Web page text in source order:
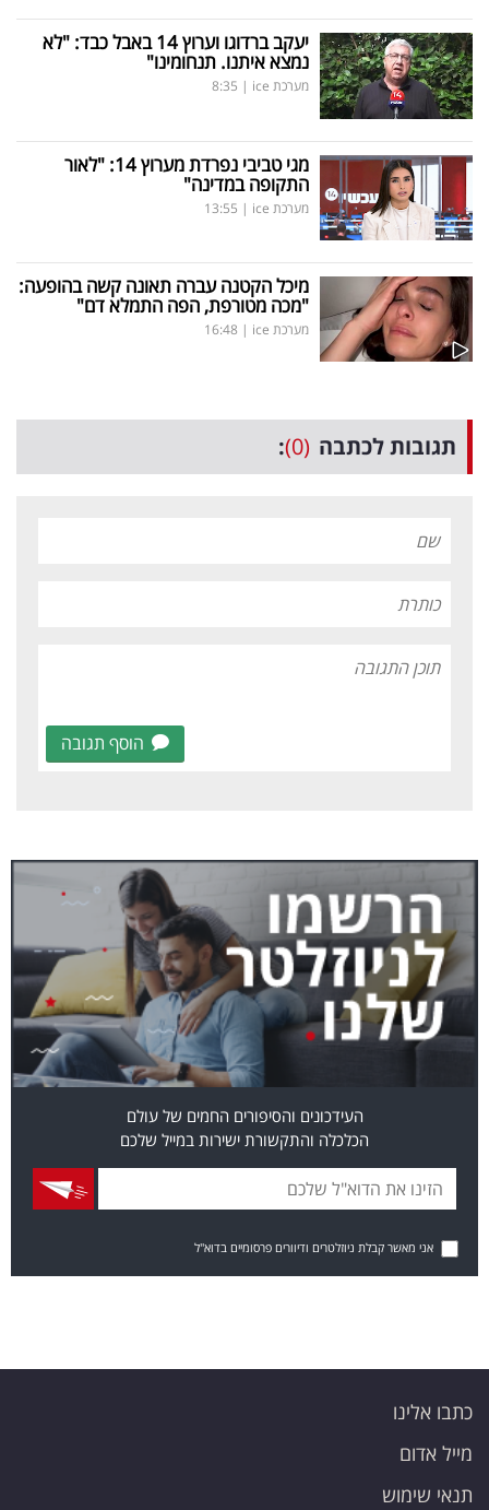
יעקב ברדוגו וערוץ 14 באבל כבד: "לא
נמצא איתנו. תנחומינו"
מערכת ice |
8:35
מגי טביבי נפרדת מערוץ 14: "לאור
התקופה במדינה"
מערכת ice |
13:55
מיכל הקטנה עברה תאונה קשה בהופעה:
"מכה מטורפת, הפה התמלא דם"
מערכת ice |
16:48
תגובות לכתבה (0)
:
הוסף תגובה
העידכונים והסיפורים החמים של עולם
הכלכלה והתקשורת ישירות במייל שלכם
אני מאשר קבלת ניוזלטרים ודיוורים פרסומיים בדוא"ל
כתבו אלינו
מייל אדום
תנאי שימוש